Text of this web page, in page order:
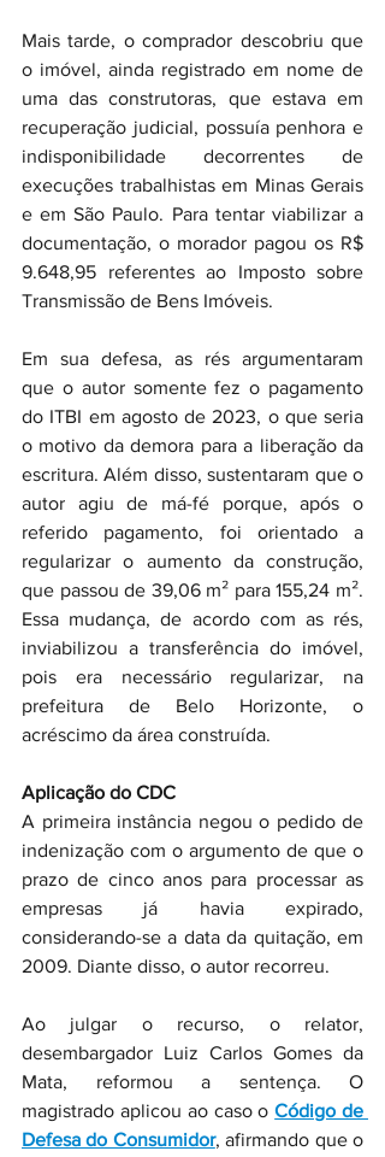
Mais tarde, o comprador descobriu que
o imóvel, ainda registrado em nome de
uma das construtoras, que estava em
recuperação judicial, possuía penhora e
indisponibilidade decorrentes de
execuções trabalhistas em Minas Gerais
e em São Paulo. Para tentar viabilizar a
documentação, o morador pagou os R$
9.648,95 referentes ao Imposto sobre
Transmissão de Bens Imóveis.
Em sua defesa, as rés argumentaram
que o autor somente fez o pagamento
do ITBI em agosto de 2023, o que seria
o motivo da demora para a liberação da
escritura. Além disso, sustentaram que o
autor agiu de má-fé porque, após o
referido pagamento, foi orientado a
regularizar o aumento da construção,
que passou de 39,06 m² para 155,24 m².
Essa mudança, de acordo com as rés,
inviabilizou a transferência do imóvel,
pois era necessário regularizar, na
prefeitura de Belo Horizonte, o
acréscimo da área construída.
Aplicação do CDC
A primeira instância negou o pedido de
indenização com o argumento de que o
prazo de cinco anos para processar as
empresas já havia expirado,
considerando-se a data da quitação, em
2009. Diante disso, o autor recorreu.
Ao julgar o recurso, o relator,
desembargador Luiz Carlos Gomes da
Mata, reformou a sentença. O
magistrado aplicou ao caso o Código de
Defesa do Consumidor, afirmando que o